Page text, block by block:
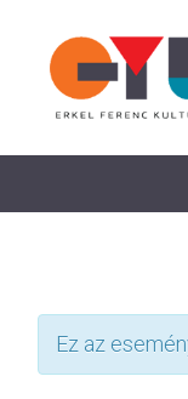
Ez az